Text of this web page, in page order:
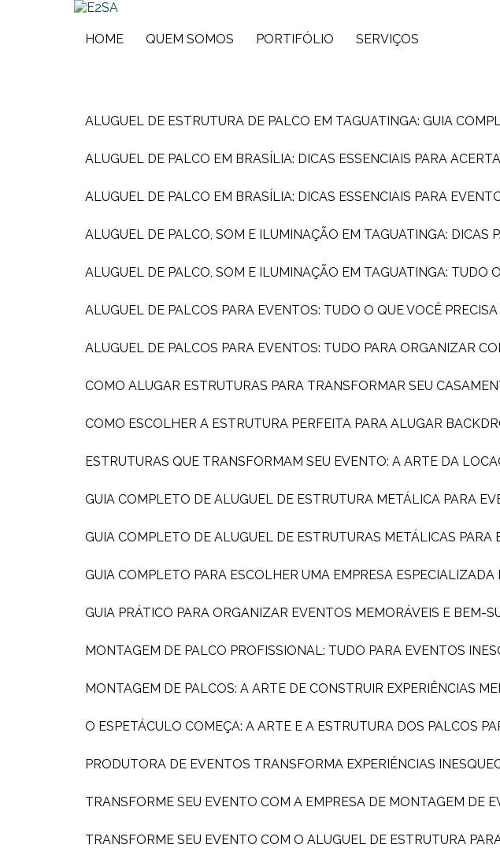
HOME QUEM SOMOS PORTIFÓLIO SERVIÇOS
ALUGUEL DE ESTRUTURA DE PALCO EM TAGUATINGA: GUIA
ALUGUEL DE PALCO EM BRASÍLIA: DICAS ESSENCIAIS PARA
ALUGUEL DE PALCO EM BRASÍLIA: DICAS ESSENCIAIS PARA
ALUGUEL DE PALCO, SOM E ILUMINAÇÃO EM TAGUATINGA: DICAS
ALUGUEL DE PALCO, SOM E ILUMINAÇÃO EM TAGUATINGA: TUDO
ALUGUEL DE PALCOS PARA EVENTOS: TUDO O QUE VOCÊ
ALUGUEL DE PALCOS PARA EVENTOS: TUDO PARA ORGANIZAR
COMO ALUGAR ESTRUTURAS PARA TRANSFORMAR SEU
COMO ESCOLHER A ESTRUTURA PERFEITA PARA ALUGAR
ESTRUTURAS QUE TRANSFORMAM SEU EVENTO: A ARTE DA
GUIA COMPLETO DE ALUGUEL DE ESTRUTURA METÁLICA PARA
GUIA COMPLETO DE ALUGUEL DE ESTRUTURAS METÁLICAS
GUIA COMPLETO PARA ESCOLHER UMA EMPRESA
GUIA PRÁTICO PARA ORGANIZAR EVENTOS MEMORÁVEIS E BEM-
MONTAGEM DE PALCO PROFISSIONAL: TUDO PARA EVENTOS
MONTAGEM DE PALCOS: A ARTE DE CONSTRUIR EXPERIÊNCIAS
O ESPETÁCULO COMEÇA: A ARTE E A ESTRUTURA DOS PALCOS
PRODUTORA DE EVENTOS TRANSFORMA EXPERIÊNCIAS
TRANSFORME SEU EVENTO COM A EMPRESA DE MONTAGEM DE
TRANSFORME SEU EVENTO COM O ALUGUEL DE ESTRUTURA